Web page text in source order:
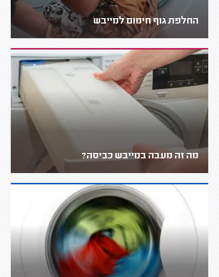
החלפת גוף חימום למייבש
מה זה מעבה במייבש כביסה?